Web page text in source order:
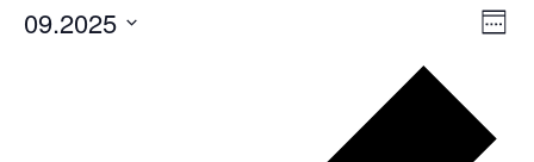
Woche
09.2025